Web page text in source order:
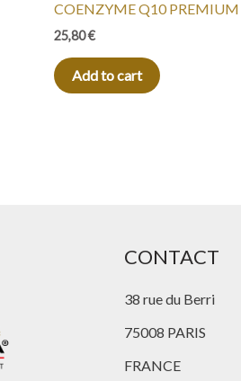
COENZYME Q10 PREMIUM
25,80€
Add to cart
CONTACT
38 rue du Berri
75008 PARIS
FRANCE